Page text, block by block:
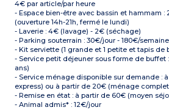
4€ par article/par heure
- Espace bien-être avec bassin et hammam :
(ouverture 14h-21h, fermé le lundi)
- Laverie : 4€ (lavage) - 2€ (séchage)
- Parking souterrain : 30€/jour - 180€/
- Kit serviette (1 grande et 1 petite et tapis de
- Service petit déjeuner sous forme de buffet
ans)
- Service ménage disponible sur demande :
express) ou à partir de 20€ (ménage
- Remise en état : à partir de 60€ (moyen
- Animal admis* : 12€/jour